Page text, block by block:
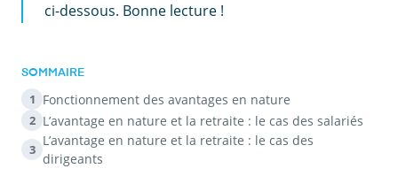
ci-dessous. Bonne lecture !
SOMMAIRE
1 Fonctionnement des avantages en nature
2 L’avantage en nature et la retraite : le cas des salariés
3
L’avantage en nature et la retraite : le cas des
dirigeants